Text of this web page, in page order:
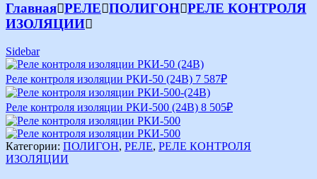
Главная РЕЛЕ ПОЛИГОН РЕЛЕ КОНТРОЛЯ
ИЗОЛЯЦИИ
Sidebar
Реле контроля изоляции РКИ-50 (24В) 7 587₽
Реле контроля изоляции РКИ-500 (24В) 8 505₽
Категории: ПОЛИГОН, РЕЛЕ, РЕЛЕ КОНТРОЛЯ
ИЗОЛЯЦИИ